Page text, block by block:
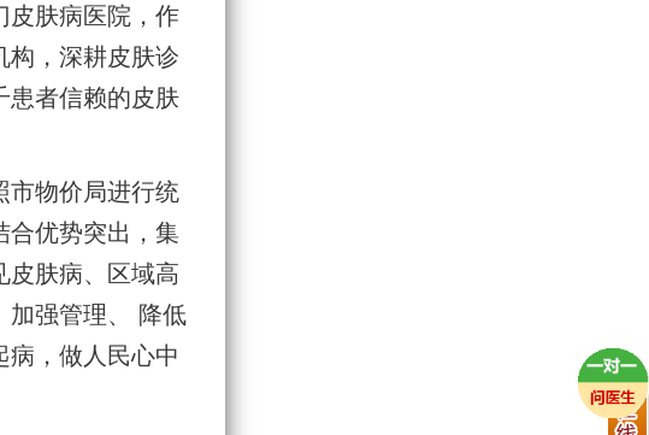
皮肤病医院，作
构，深耕皮肤诊
患者信赖的皮肤
市物价局进行统
合优势突出，集
皮肤病、区域高
加强管理、 降低
病，做人民心中